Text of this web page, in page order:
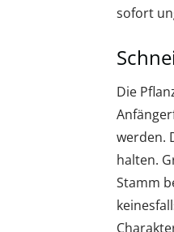
sofort
Die
werden.
halten.
Stamm